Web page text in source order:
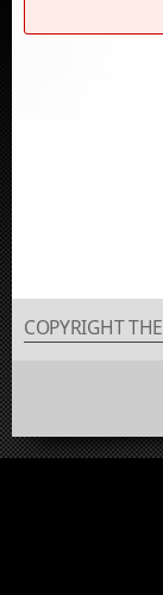
COPYRIGHT